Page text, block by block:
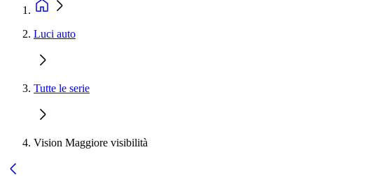
Luci auto
Tutte le serie
Vision Maggiore visibilità